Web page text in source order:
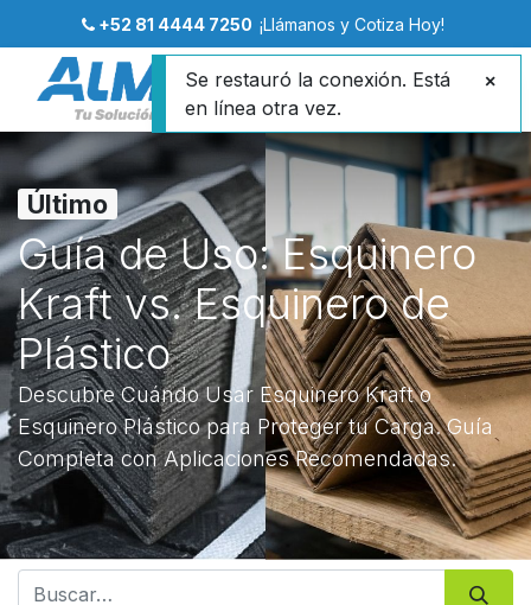
+52 81 4444 7250 ¡Llámanos y Cotiza Hoy!
Último
Guía de Uso: Esquinero
Kraft vs. Esquinero de
Plástico
Descubre Cuándo Usar Esquinero Kraft o
Esquinero Plástico para Proteger tu Carga. Guía
Completa con Aplicaciones Recomendadas.
Se restauró la conexión. Está
en línea otra vez.